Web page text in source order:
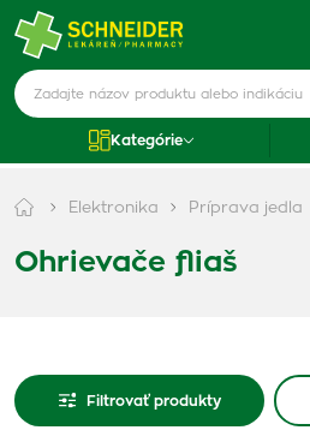
Kategórie
Elektronika Príprava jedla
Ohrievače fliaš
Filtrovať produkty